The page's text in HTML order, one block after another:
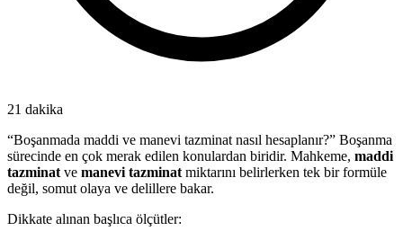
21 dakika
“Boşanmada maddi ve manevi tazminat nasıl hesaplanır?” Boşanma
sürecinde en çok merak edilen konulardan biridir. Mahkeme, maddi
tazminat ve manevi tazminat miktarını belirlerken tek bir formüle
değil, somut olaya ve delillere bakar.
Dikkate alınan başlıca ölçütler: